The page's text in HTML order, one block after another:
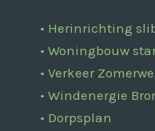
• Herinrichting
• Woningbouw
• Verkeer
• Windenergie
• Dorpsplan